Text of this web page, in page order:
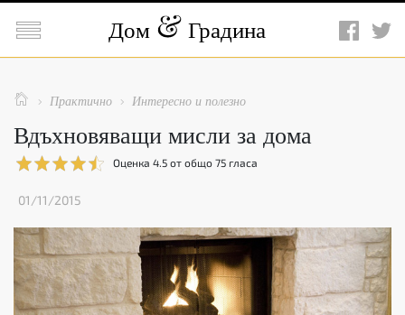
 Дом Градина
  Практично  Интересно и полезно
Вдъхновяващи мисли за дома
Оценка 4.5 от общо 75 гласа
01/11/2015